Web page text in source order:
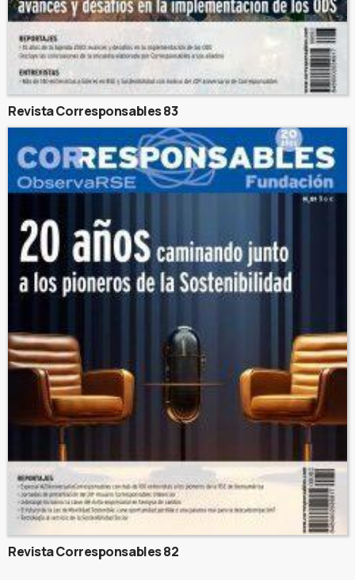
Revista Corresponsables 83
Revista Corresponsables 82